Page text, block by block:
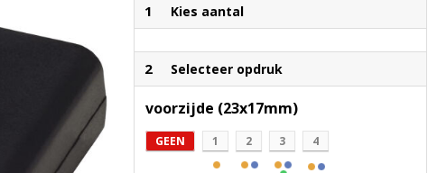
1 Kies aantal
2 Selecteer opdruk
voorzijde (23x17mm)
GEEN 1 2 3 4